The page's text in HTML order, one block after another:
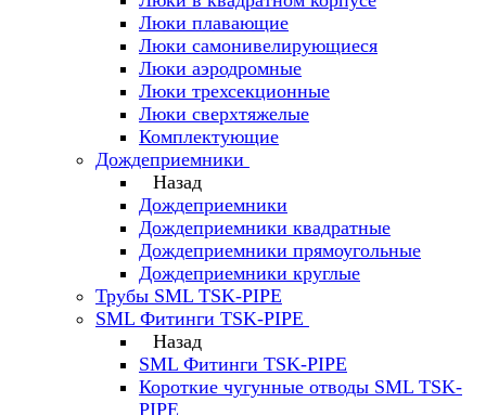
Люки плавающие
Люки самонивелирующиеся
Люки аэродромные
Люки трехсекционные
Люки сверхтяжелые
Комплектующие
Дождеприемники
Назад
Дождеприемники
Дождеприемники квадратные
Дождеприемники прямоугольные
Дождеприемники круглые
Трубы SML TSK-PIPE
SML Фитинги TSK-PIPE
Назад
SML Фитинги TSK-PIPE
Короткие чугунные отводы SML TSK-
PIPE